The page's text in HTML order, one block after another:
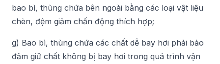
bao bì, thùng chứa bên ngoài bằng các loại vật liệu
chèn, đệm giảm chấn động thích hợp;
g) Bao bì, thùng chứa các chất dễ bay hơi phải bảo
đảm giữ chất không bị bay hơi trong quá trình vận